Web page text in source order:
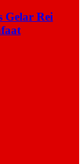
Gelar Rei